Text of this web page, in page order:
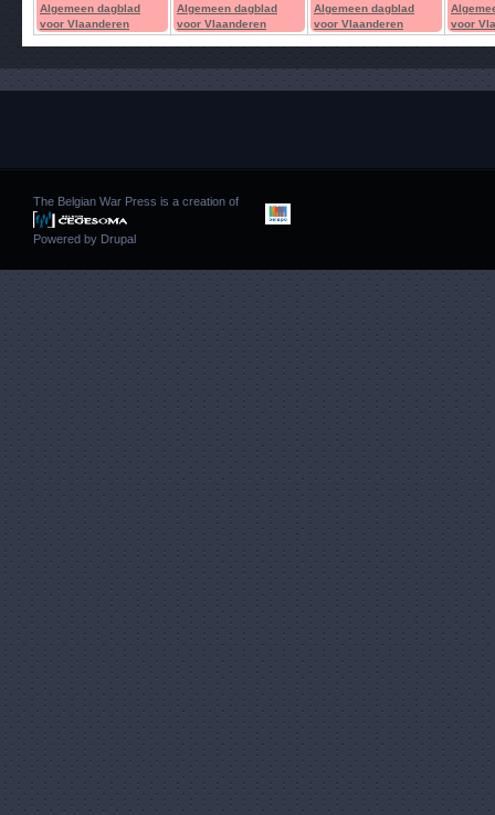
Algemeen dagblad
voor Vlaanderen
Algemeen dagblad
voor Vlaanderen
Algemeen dagblad
voor Vlaanderen
voor
The Belgian War Press is a creation of
Powered by Drupal